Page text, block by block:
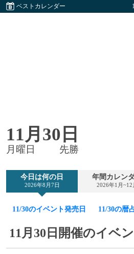
ベストカレンダー
11月30日
月曜日 先勝
今日は何の日
2026年8月7日
年間カレン
2026年1月~12
11/30のイベント発売日 11/30の暦
11月30日開催のイベ